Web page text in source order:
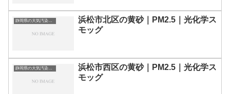
静岡県の大気汚染・PM2.5・黄砂・エアロゾルの数値
浜松市北区の黄砂｜PM2.5｜光化学ス
モッグ
静岡県の大気汚染・PM2.5・黄砂・エアロゾルの数値
浜松市西区の黄砂｜PM2.5｜光化学ス
モッグ